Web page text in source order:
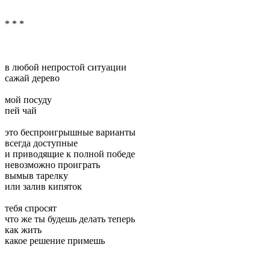
* * *
в любой непростой ситуации
сажай дерево
мой посуду
пей чай
это беспроигрышные варианты
всегда доступные
и приводящие к полной победе
невозможно проиграть
вымыв тарелку
или залив кипяток
тебя спросят
что же ты будешь делать теперь
как жить
какое решение примешь